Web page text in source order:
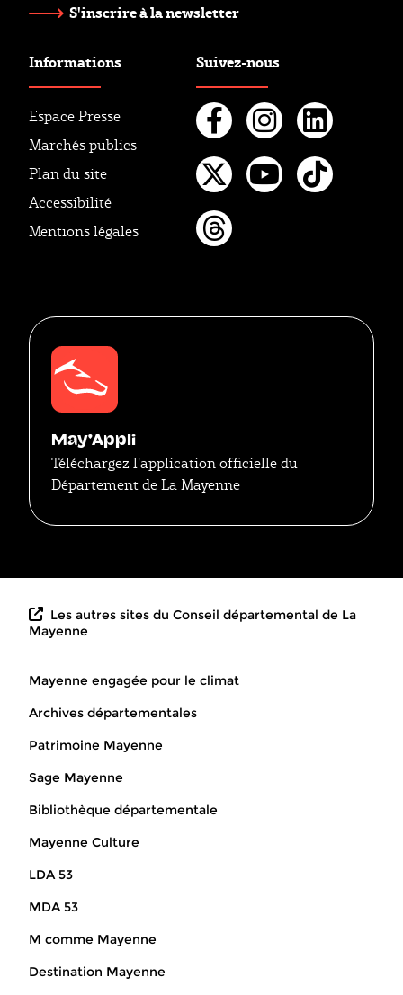
S'inscrire à la newsletter
Informations
Espace Presse
Marchés publics
Plan du site
Accessibilité
Mentions légales
Suivez-nous
Facebook
Twitter
May'Appli
Téléchargez l'application officielle du
Département de La Mayenne
Les autres sites du Conseil départemental de La
Mayenne
Mayenne engagée pour le climat
Archives départementales
Patrimoine Mayenne
Sage Mayenne
Bibliothèque départementale
Mayenne Culture
LDA 53
MDA 53
M comme Mayenne
Destination Mayenne